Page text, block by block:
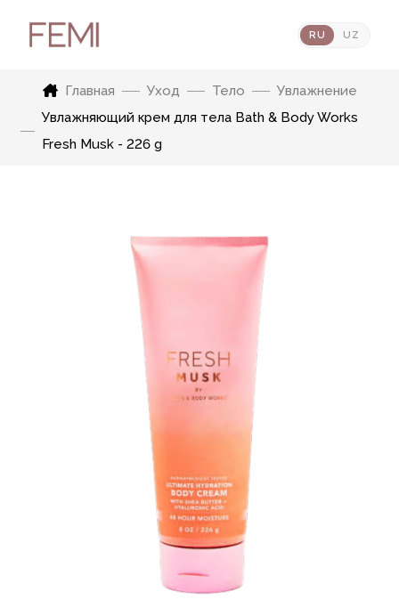
RU UZ
Главная Уход Тело
Увлажнение
Увлажняющий крем для тела Bath & Body Works
Fresh Musk - 226 g